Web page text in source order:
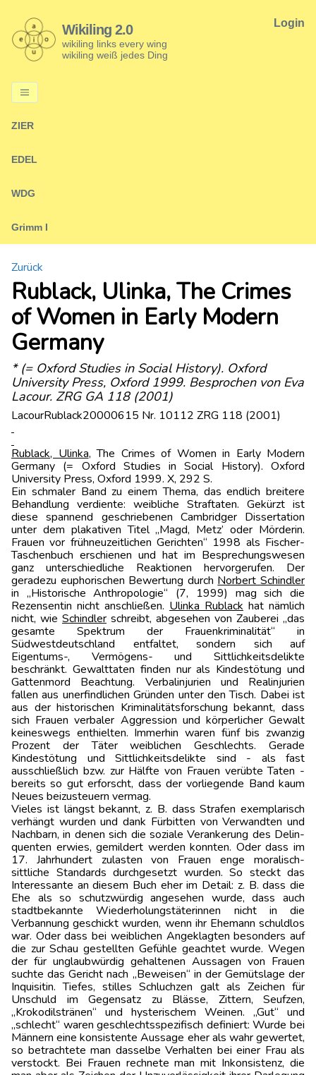
Wikiling 2.0
wikiling links every wing
wikiling weiß jedes Ding
Login
ZIER
EDEL
WDG
Grimm I
Zurück
Rublack, Ulinka, The Crimes
of Women in Early Modern
Germany
* (= Oxford Studies in Social History). Oxford
University Press, Oxford 1999. Besprochen von Eva
Lacour. ZRG GA 118 (2001)
LacourRublack20000615 Nr. 10112 ZRG 118 (2001)
Rublack, Ulinka, The Crimes of Women in Early Modern
Germany (= Oxford Studies in Social History). Oxford
University Press, Oxford 1999. X, 292 S.
Ein schmaler Band zu einem Thema, das endlich breitere
Behandlung verdiente: weibliche Straftaten. Gekürzt ist
diese spannend geschriebenen Cambridger Dissertation
unter dem plakativen Titel „Magd, Metz’ oder Mörderin.
Frauen vor frühneuzeitlichen Gerichten“ 1998 als Fischer-
Taschenbuch erschienen und hat im Besprechungswesen
ganz unterschiedliche Reaktionen hervorgerufen. Der
geradezu euphorischen Bewertung durch Norbert Schindler
in „Historische Anthropologie“ (7, 1999) mag sich die
Rezensentin nicht anschließen. Ulinka Rublack hat nämlich
nicht, wie Schindler schreibt, abgesehen von Zauberei „das
gesamte Spektrum der Frauenkriminalität“ in
Südwestdeutschland entfaltet, sondern sich auf
Eigentums-, Vermögens- und Sittlichkeitsdelikte
beschränkt. Gewalttaten finden nur als Kindestötung und
Gattenmord Beachtung. Verbalinjurien und Realinjurien
fallen aus unerfindlichen Gründen unter den Tisch. Dabei ist
aus der historischen Kriminalitätsforschung bekannt, dass
sich Frauen verbaler Aggression und körperlicher Gewalt
keineswegs enthielten. Immerhin waren fünf bis zwanzig
Prozent der Täter weiblichen Geschlechts. Gerade
Kindestötung und Sittlichkeitsdelikte sind - als fast
ausschließlich bzw. zur Hälfte von Frauen verübte Taten -
bereits so gut erforscht, dass der vorliegende Band kaum
Neues beizusteuern vermag.
Vieles ist längst bekannt, z. B. dass Strafen exemplarisch
verhängt wurden und dank Fürbitten von Verwandten und
Nachbarn, in denen sich die soziale Verankerung des Delin­
quenten erwies, gemildert werden konnten. Oder dass im
17. Jahrhundert zulasten von Frauen enge moralisch-
sittliche Standards durchgesetzt wurden. So steckt das
Interessante an diesem Buch eher im Detail: z. B. dass die
Ehe als so schutzwürdig angesehen wurde, dass auch
stadtbekannte Wiederholungstäterinnen nicht in die
Verbannung geschickt wurden, wenn ihr Ehemann schuldlos
war. Oder dass bei weiblichen Angeklagten besonders auf
die zur Schau gestellten Gefühle geachtet wurde. Wegen
der für unglaubwürdig gehaltenen Aussagen von Frauen
suchte das Gericht nach „Beweisen“ in der Gemütslage der
Inquisitin. Tiefes, stilles Schluchzen galt als Zeichen für
Unschuld im Gegensatz zu Blässe, Zittern, Seufzen,
„Krokodilstränen“ und hysterischem Weinen. „Gut“ und
„schlecht“ waren geschlechtsspezifisch definiert: Wurde bei
Männern eine konsistente Aussage eher als wahr gewertet,
so betrachtete man dasselbe Verhalten bei einer Frau als
verstockt. Bei Frauen rechnete man mit Inkonsistenz, die